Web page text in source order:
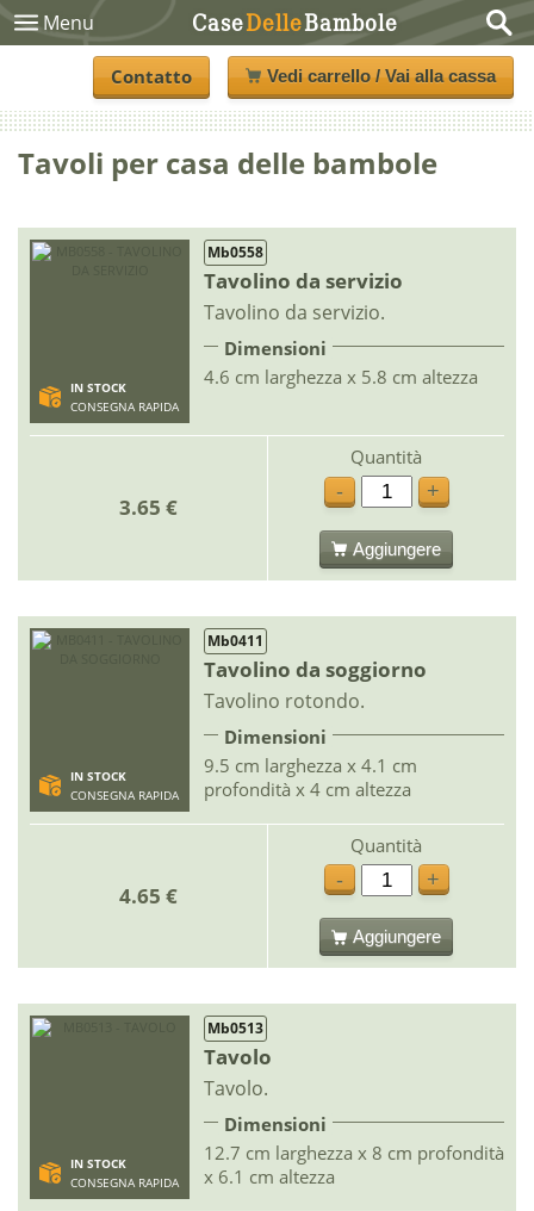
Menu CaseDelleBambole
Contatto Vedi carrello / Vai alla cassa
Tavoli per casa delle bambole
IN STOCK
CONSEGNA RAPIDA
Mb0558
Tavolino da servizio
Tavolino da servizio.
Dimensioni
4.6 cm larghezza x 5.8 cm altezza
3.65 €
Quantità
-
+
Aggiungere
IN STOCK
CONSEGNA RAPIDA
Mb0411
Tavolino da soggiorno
Tavolino rotondo.
Dimensioni
9.5 cm larghezza x 4.1 cm
profondità x 4 cm altezza
4.65 €
Quantità
-
+
Aggiungere
IN STOCK
CONSEGNA RAPIDA
Mb0513
Tavolo
Tavolo.
Dimensioni
12.7 cm larghezza x 8 cm profondità
x 6.1 cm altezza